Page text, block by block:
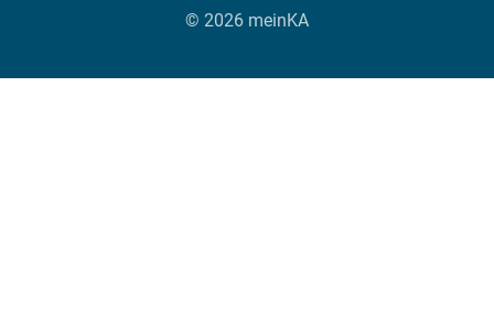
© 2026 meinKA